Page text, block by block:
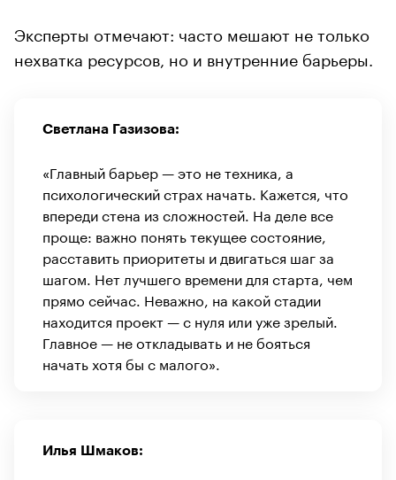
Эксперты отмечают: часто мешают не только
нехватка ресурсов, но и внутренние барьеры.
Светлана Газизова:
«Главный барьер — это не техника, а
психологический страх начать. Кажется, что
впереди стена из сложностей. На деле все
проще: важно понять текущее состояние,
расставить приоритеты и двигаться шаг за
шагом. Нет лучшего времени для старта, чем
прямо сейчас. Неважно, на какой стадии
находится проект — с нуля или уже зрелый.
Главное — не откладывать и не бояться
начать хотя бы с малого».
Илья Шмаков: